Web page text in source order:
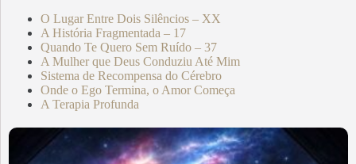
O Lugar Entre Dois Silêncios – XX
A História Fragmentada – 17
Quando Te Quero Sem Ruído – 37
A Mulher que Deus Conduziu Até Mim
Sistema de Recompensa do Cérebro
Onde o Ego Termina, o Amor Começa
A Terapia Profunda